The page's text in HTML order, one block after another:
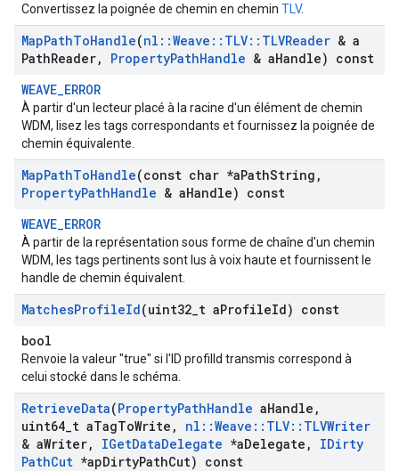
Convertissez la poignée de chemin en chemin TLV.
MapPathToHandle(nl ::Weave :: TLV:: TLVReader & a
PathReader, PropertyPathHandle & aHandle) const
WEAVE_ERROR
À partir d'un lecteur placé à la racine d'un élément de chemin
WDM, lisez les tags correspondants et fournissez la poignée de
chemin équivalente.
MapPathToHandle(const char *aPathString ,
PropertyPathHandle & aHandle) const
WEAVE_ERROR
À partir de la représentation sous forme de chaîne d'un chemin
WDM, les tags pertinents sont lus à voix haute et fournissent le
handle de chemin équivalent.
MatchesProfileId(uint32 t aProfileId) const
bool
Renvoie la valeur "true" si l'ID profilId transmis correspond à
celui stocké dans le schéma.
RetrieveData(PropertyPathHandle aHandle ,
uint64 t aTagToWrite , nl ::Weave :: TLV:: TLVWriter
& aWriter, IGetDataDelegate *aDelegate ,
IDirty
PathCut *apDirtyPathCut) const